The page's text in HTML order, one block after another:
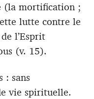
(la mortification ;
lutte contre le
l’Esprit
(v. 15).
: sans
vie spirituelle.